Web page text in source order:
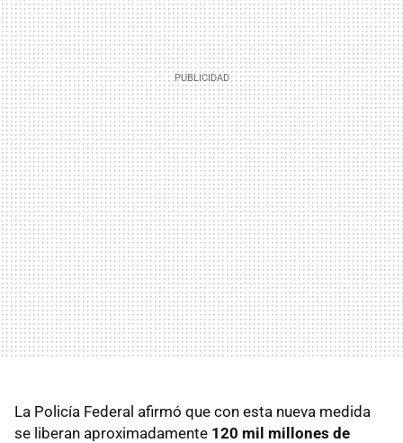
La Policía Federal afirmó que con esta nueva medida
se liberan aproximadamente 120 mil millones de